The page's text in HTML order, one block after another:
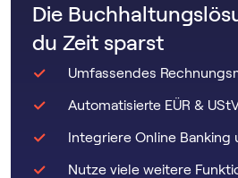
Die
du Zeit sparst
Umfassendes
Automatisierte EÜR &
Integriere Online Banking
Nutze viele weitere